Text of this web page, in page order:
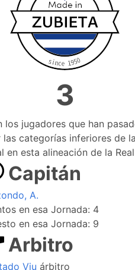
3
los jugadores que han
las categorías inferiores de la
en esta alineación de la Real
Capitán
A.
en esa Jornada: 4
en esa Jornada: 9
Arbitro
Viu árbitro